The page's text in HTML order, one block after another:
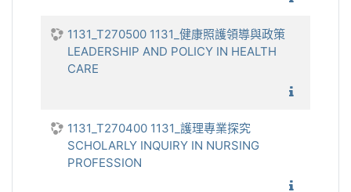
1131_T270500 1131_健康照護領導與政策
LEADERSHIP AND POLICY IN HEALTH
CARE
1131_T270400 1131_護理專業探究
SCHOLARLY INQUIRY IN NURSING
PROFESSION